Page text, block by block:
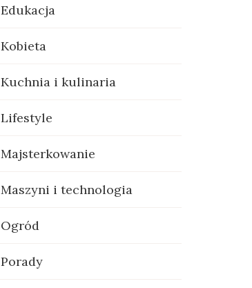
Edukacja
Kobieta
Kuchnia i kulinaria
Lifestyle
Majsterkowanie
Maszyni i technologia
Ogród
Porady